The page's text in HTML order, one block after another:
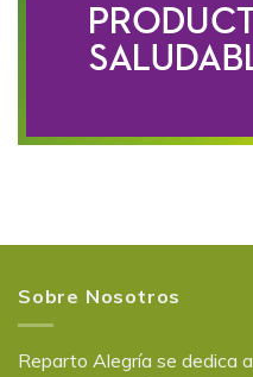
Sobre Nosotros
Reparto Alegría se dedica